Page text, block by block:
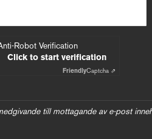
Robot Verification
Click to start verification
FriendlyCaptcha ⇗
till mottagande av e-post